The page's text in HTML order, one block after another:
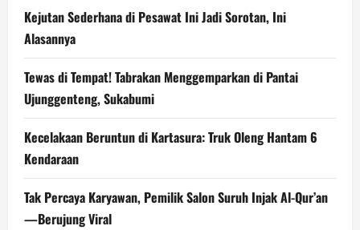
Kejutan Sederhana di Pesawat Ini Jadi Sorotan, Ini
Alasannya
Tewas di Tempat! Tabrakan Menggemparkan di Pantai
Ujunggenteng, Sukabumi
Kecelakaan Beruntun di Kartasura: Truk Oleng Hantam 6
Kendaraan
Tak Percaya Karyawan, Pemilik Salon Suruh Injak Al-Qur’an
—Berujung Viral